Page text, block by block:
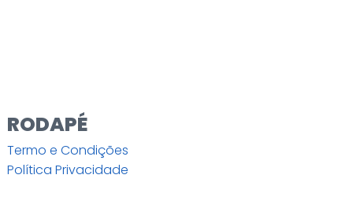
RODAPÉ
Termo e Condições
Política Privacidade